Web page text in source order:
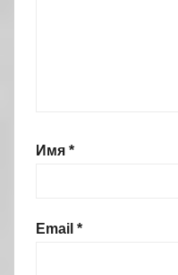
Имя *
Email *